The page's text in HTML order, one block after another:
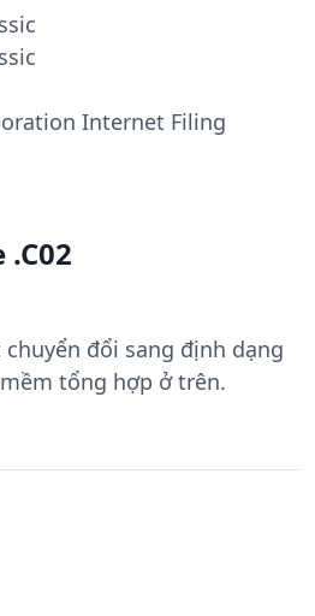
Internet Filing
đổi sang định dạng
tổng hợp ở trên.